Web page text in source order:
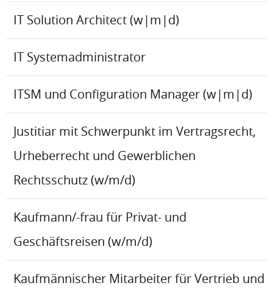
IT Solution Architect (w|m|d)
IT Systemadministrator
ITSM und Configuration Manager (w|m|d)
Justitiar mit Schwerpunkt im Vertragsrecht,
Urheberrecht und Gewerblichen
Rechtsschutz (w/m/d)
Kaufmann/-frau für Privat- und
Geschäftsreisen (w/m/d)
Kaufmännischer Mitarbeiter für Vertrieb und